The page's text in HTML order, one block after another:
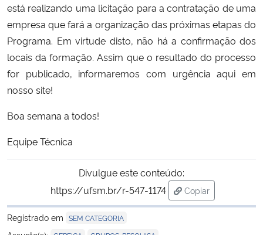
Secretaria de Governo
Gabinete de Segurança Institucional
Advocacia-Geral da União
está realizando uma licitação para a contratação de uma
empresa que fará a organização das próximas etapas do
Programa. Em virtude disto, não há a confirmação dos
locais da formação. Assim que o resultado do processo
for publicado, informaremos com urgência aqui em
nosso site!
Boa semana a todos!
Equipe Técnica
Divulgue este conteúdo:
https://ufsm.br/r-547-1174
Copiar
para área de
Registrado em SEM CATEGORIA